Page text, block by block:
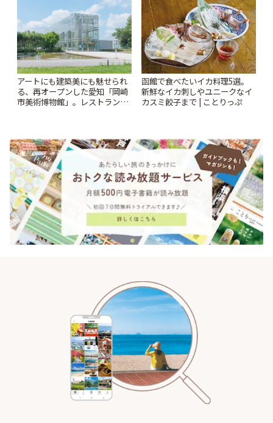
アートにも建築美にも魅せられ
る、再オープンした愛知「岡崎
市美術博物館」。レストランや
函館で食べたいイカ料理5選。
新鮮なイカ刺しやユニークなイ
カスミ餃子まで | ことりっぷ